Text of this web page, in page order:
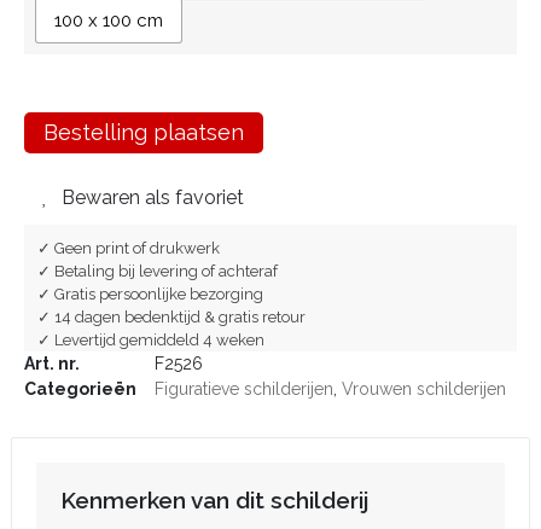
100 x 100 cm
Bestelling plaatsen
Bewaren als favoriet
✓ Geen print of drukwerk
✓ Betaling bij levering of achteraf
✓ Gratis persoonlijke bezorging
✓ 14 dagen bedenktijd & gratis retour
✓ Levertijd gemiddeld 4 weken
Art. nr.
F2526
Categorieën
Figuratieve schilderijen Vrouwen schilderijen
Kenmerken van dit schilderij